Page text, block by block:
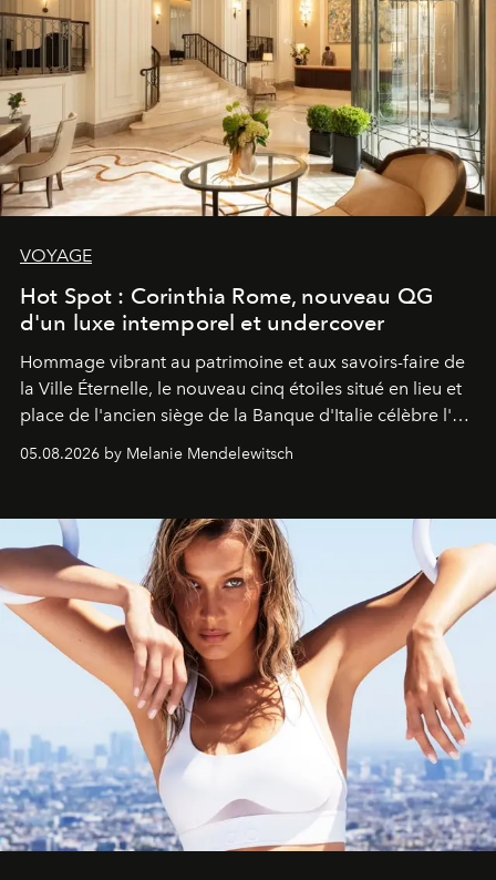
VOYAGE
Hot Spot : Corinthia Rome, nouveau QG
d'un luxe intemporel et undercover
Hommage vibrant au patrimoine et aux savoirs-faire de
la Ville Éternelle, le nouveau cinq étoiles situé en lieu et
place de l'ancien siège de la Banque d'Italie célèbre l'art
de vivre Romain dans toute son élégance intemporelle.
05.08.2026 by Melanie Mendelewitsch